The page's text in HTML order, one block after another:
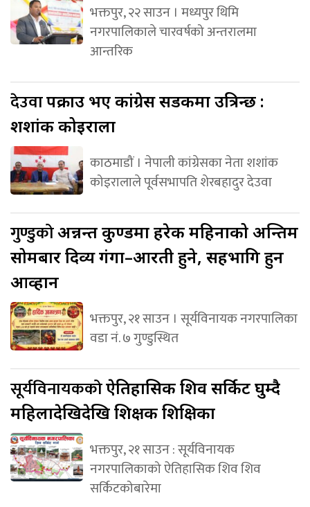
भक्तपुर, २२ साउन । मध्यपुर थिमि
नगरपालिकाले चारवर्षको अन्तरालमा
आन्तरिक
देउवापक्राउ भए कांग्रेस सडकमा उत्रिन्छ :
शशांक कोइराला
काठमाडौं । नेपाली कांग्रेसका नेता शशांक
कोइरालाले पूर्वसभापति शेरबहादुर देउवा
गुण्डुकोअन्नन्त कुण्डमा हरेक महिनाको अन्तिम
सोमबार दिव्य गंगा–आरती हुने, सहभागि हुन
आव्हान
भक्तपुर, २१ साउन । सूर्यविनायक नगरपालिका
वडा नं. ७ गुण्डुस्थित
सूर्यविनायककोऐतिहासिक शिव सर्किट घुम्दै
महिलादेखिदेखि शिक्षक शिक्षिका
भक्तपुर, २१ साउन : सूर्यविनायक
नगरपालिकाको ऐतिहासिक शिव शिव
सर्किटकोबारेमा